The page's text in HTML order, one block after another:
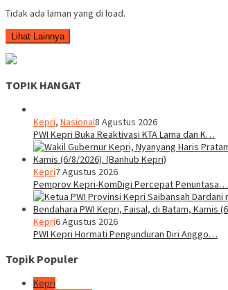
Tidak ada laman yang di load.
Lihat Lainnya
TOPIK HANGAT
Kepri, Nasional8 Agustus 2026
PWI Kepri Buka Reaktivasi KTA Lama dan K…
Kepri7 Agustus 2026
Pemprov Kepri-KomDigi Percepat Penuntasa…
Kepri6 Agustus 2026
PWI Kepri Hormati Pengunduran Diri Anggo…
Topik Populer
Kepri